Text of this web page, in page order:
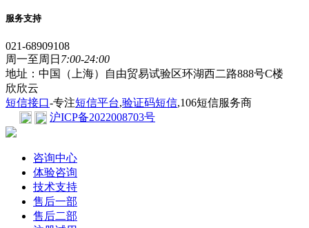
服务支持
021-68909108
周一至周日 7:00-24:00
地址：中国（上海）自由贸易试验区环湖西二路888号C楼
欣欣云
短信接口-专注短信平台,验证码短信,106短信服务商
沪ICP备2022008703号
咨询中心
体验咨询
技术支持
售后一部
售后二部